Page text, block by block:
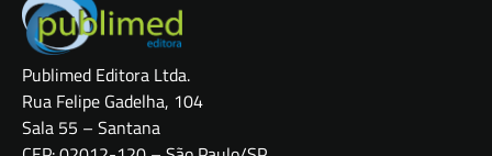
Publimed Editora Ltda.
Rua Felipe Gadelha, 104
Sala 55 – Santana